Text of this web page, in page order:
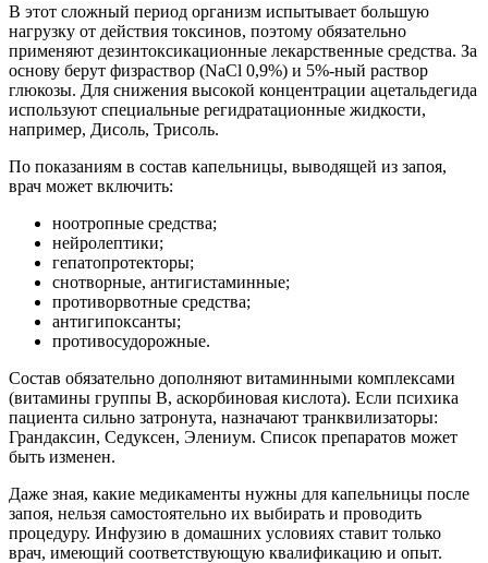
В этот сложный период организм испытывает большую
нагрузку от действия токсинов, поэтому обязательно
применяют дезинтоксикационные лекарственные средства. За
основу берут физраствор (NaCl 0,9%) и 5%-ный раствор
глюкозы. Для снижения высокой концентрации ацетальдегида
используют специальные регидратационные жидкости,
например, Дисоль, Трисоль.
По показаниям в состав капельницы, выводящей из запоя,
врач может включить:
ноотропные средства;
нейролептики;
гепатопротекторы;
снотворные, антигистаминные;
противорвотные средства;
антигипоксанты;
противосудорожные.
Состав обязательно дополняют витаминными комплексами
(витамины группы В, аскорбиновая кислота). Если психика
пациента сильно затронута, назначают транквилизаторы:
Грандаксин, Седуксен, Элениум. Список препаратов может
быть изменен.
Даже зная, какие медикаменты нужны для капельницы после
запоя, нельзя самостоятельно их выбирать и проводить
процедуру. Инфузию в домашних условиях ставит только
врач, имеющий соответствующую квалификацию и опыт.